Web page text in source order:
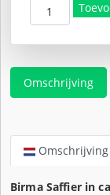
€12,50.
is:
€9,95.
Omschrijving
Omschrijving
Birma Saffier in